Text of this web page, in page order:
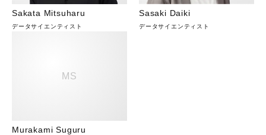
Sakata Mitsuharu
データサイエンティスト
Sasaki Daiki
データサイエンティスト
MS
Murakami Suguru